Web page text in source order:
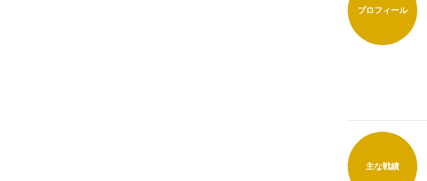
プロフィール
主な戦績